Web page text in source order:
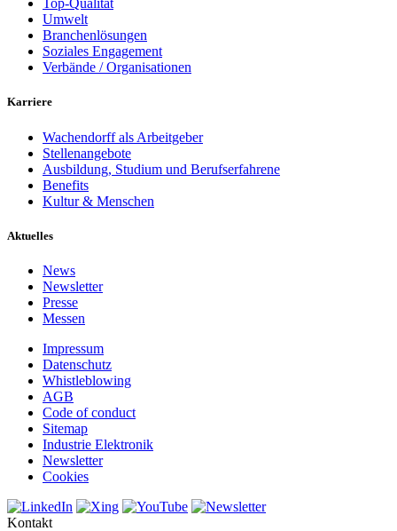
Top-Qualität
Umwelt
Branchenlösungen
Soziales Engagement
Verbände / Organisationen
Karriere
Wachendorff als Arbeitgeber
Stellenangebote
Ausbildung, Studium und Berufserfahrene
Benefits
Kultur & Menschen
Aktuelles
News
Newsletter
Presse
Messen
Impressum
Datenschutz
Whistleblowing
AGB
Code of conduct
Sitemap
Industrie Elektronik
Newsletter
Cookies
Kontakt